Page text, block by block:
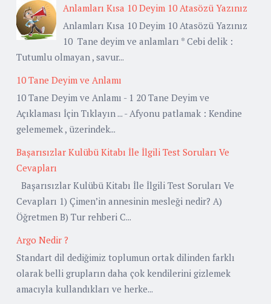
Anlamları Kısa 10 Deyim 10 Atasözü Yazınız
Anlamları Kısa 10 Deyim 10 Atasözü Yazınız
10 Tane deyim ve anlamları * Cebi delik :
Tutumlu olmayan , savur...
10 Tane Deyim ve Anlamı
10 Tane Deyim ve Anlamı - 1 20 Tane Deyim ve
Açıklaması İçin Tıklayın ... - Afyonu patlamak : Kendine
gelememek , üzerindek...
Başarısızlar Kulübü Kitabı İle İlgili Test Soruları Ve
Cevapları
Başarısızlar Kulübü Kitabı İle İlgili Test Soruları Ve
Cevapları 1) Çimen’in annesinin mesleği nedir? A)
Öğretmen B) Tur rehberi C...
Argo Nedir ?
Standart dil dediğimiz toplumun ortak dilinden farklı
olarak belli grupların daha çok kendilerini gizlemek
amacıyla kullandıkları ve herke...